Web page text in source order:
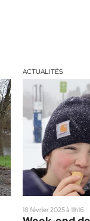
ACTUALITÉS
18 février 2025 à 11h16